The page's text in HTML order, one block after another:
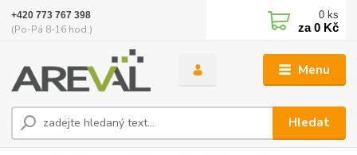
Menu
Hledat
+420 773 767 398
(Po-Pá 8-16 hod.)
0 ks
za0 Kč